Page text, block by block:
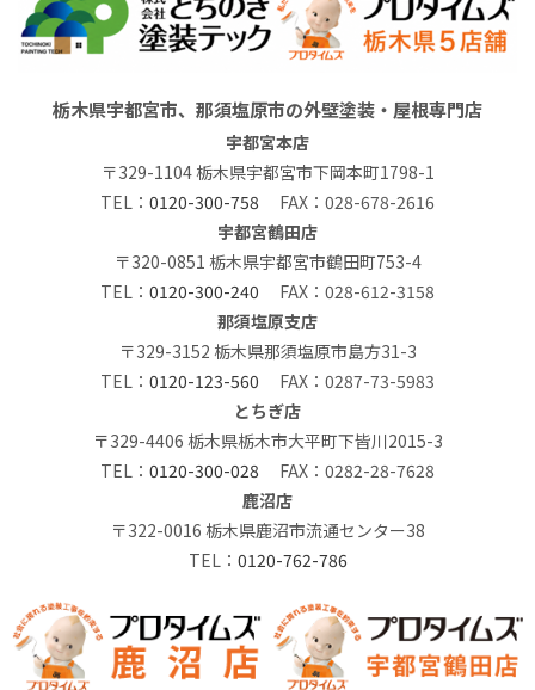
栃木県宇都宮市、那須塩原市の外壁塗装・屋根専門店
宇都宮本店
〒329-1104 栃木県宇都宮市下岡本町1798-1
TEL： 0120-300-758 FAX：028-678-2616
宇都宮鶴田店
〒320-0851 栃木県宇都宮市鶴田町753-4
TEL： 0120-300-240 FAX：028-612-3158
那須塩原支店
〒329-3152 栃木県那須塩原市島方31-3
TEL： 0120-123-560 FAX：0287-73-5983
とちぎ店
〒329-4406 栃木県栃木市大平町下皆川2015-3
TEL： 0120-300-028 FAX：0282-28-7628
鹿沼店
〒322-0016 栃木県鹿沼市流通センター38
TEL： 0120-762-786